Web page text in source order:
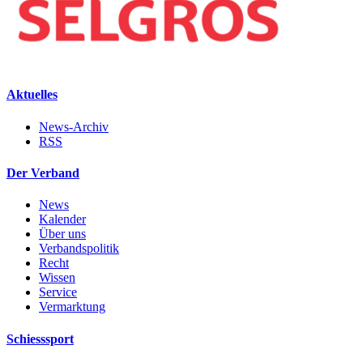
Aktuelles
News-Archiv
RSS
Der Verband
News
Kalender
Über uns
Verbandspolitik
Recht
Wissen
Service
Vermarktung
Schiesssport